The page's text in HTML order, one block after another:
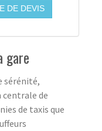
DE DEVIS
gare
sérénité,
centrale de
de taxis que